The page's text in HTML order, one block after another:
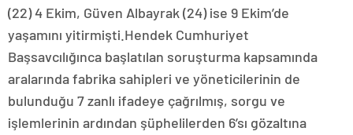
(22) 4 Ekim, Güven Albayrak (24) ise 9 Ekim’de
yaşamını yitirmişti.Hendek Cumhuriyet
Başsavcılığınca başlatılan soruşturma kapsamında
aralarında fabrika sahipleri ve yöneticilerinin de
bulunduğu 7 zanlı ifadeye çağrılmış, sorgu ve
işlemlerinin ardından şüphelilerden 6’sı gözaltına